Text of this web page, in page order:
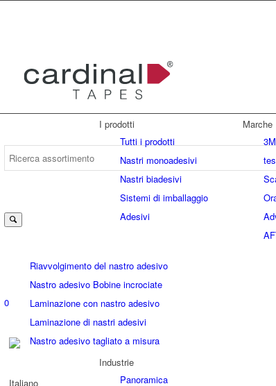
0
I prodotti
Tutti i prodotti
Nastri monoadesivi
Nastri biadesivi
Sistemi di imballaggio
Adesivi
Marche
3M
Riavvolgimento del nastro adesivo
Nastro adesivo Bobine incrociate
Laminazione con nastro adesivo
Laminazione di nastri adesivi
Nastro adesivo tagliato a misura
Industrie
Panoramica